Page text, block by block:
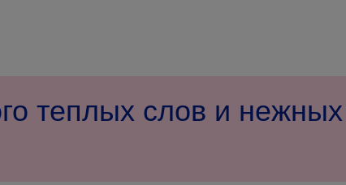
теплых слов и нежных